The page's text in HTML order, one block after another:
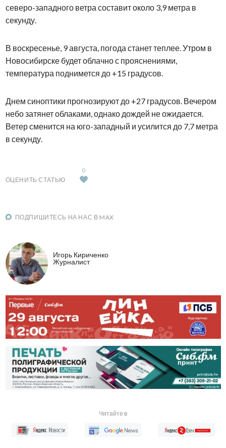
северо-западного ветра составит около 3,9 метра в
секунду.
В воскресенье, 9 августа, погода станет теплее. Утром в
Новосибирске будет облачно с прояснениями,
температура поднимется до +15 градусов.
Днем синоптики прогнозируют до +27 градусов. Вечером
небо затянет облаками, однако дождей не ожидается.
Ветер сменится на юго-западный и усилится до 7,7 метра
в секунду.
ОЦЕНИТЬ СТАТЬЮ
0
ПОДПИШИТЕСЬ НА НАС В MAX
Игорь Кириченко
Журналист
Читайте в